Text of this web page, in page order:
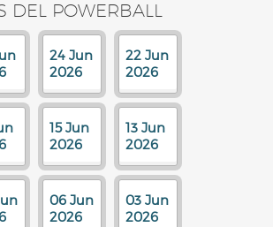
DEL POWERBALL
24 Jun
2026
22 Jun
2026
15 Jun
2026
13 Jun
2026
06 Jun
2026
03 Jun
2026